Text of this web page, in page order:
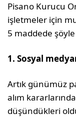
Pisano Kurucu
işletmeler için
5 maddede
1. Sosyal
Artık günümüz
alım
düşündükleri